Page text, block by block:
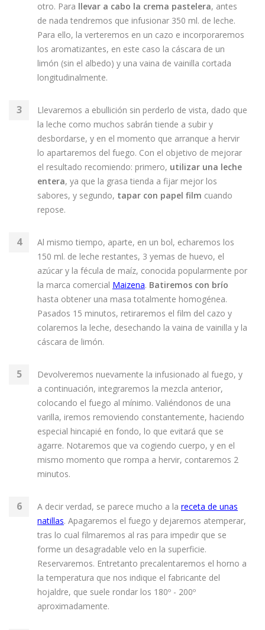
otro. Para llevar a cabo la crema pastelera, antes
de nada tendremos que infusionar 350 ml. de leche.
Para ello, la verteremos en un cazo e incorporaremos
los aromatizantes, en este caso la cáscara de un
limón (sin el albedo) y una vaina de vainilla cortada
longitudinalmente.
Llevaremos a ebullición sin perderlo de vista, dado que
la leche como muchos sabrán tiende a subir y
desbordarse, y en el momento que arranque a hervir
lo apartaremos del fuego. Con el objetivo de mejorar
el resultado recomiendo: primero, utilizar una leche
entera, ya que la grasa tienda a fijar mejor los
sabores, y segundo, tapar con papel film cuando
repose.
Al mismo tiempo, aparte, en un bol, echaremos los
150 ml. de leche restantes, 3 yemas de huevo, el
azúcar y la fécula de maíz, conocida popularmente por
la marca comercial Maizena. Batiremos con brío
hasta obtener una masa totalmente homogénea.
Pasados 15 minutos, retiraremos el film del cazo y
colaremos la leche, desechando la vaina de vainilla y la
cáscara de limón.
Devolveremos nuevamente la infusionado al fuego, y
a continuación, integraremos la mezcla anterior,
colocando el fuego al mínimo. Valiéndonos de una
varilla, iremos removiendo constantemente, haciendo
especial hincapié en fondo, lo que evitará que se
agarre. Notaremos que va cogiendo cuerpo, y en el
mismo momento que rompa a hervir, contaremos 2
minutos.
A decir verdad, se parece mucho a la receta de unas
natillas. Apagaremos el fuego y dejaremos atemperar,
tras lo cual filmaremos al ras para impedir que se
forme un desagradable velo en la superficie.
Reservaremos. Entretanto precalentaremos el horno a
la temperatura que nos indique el fabricante del
hojaldre, que suele rondar los 180º - 200º
aproximadamente.